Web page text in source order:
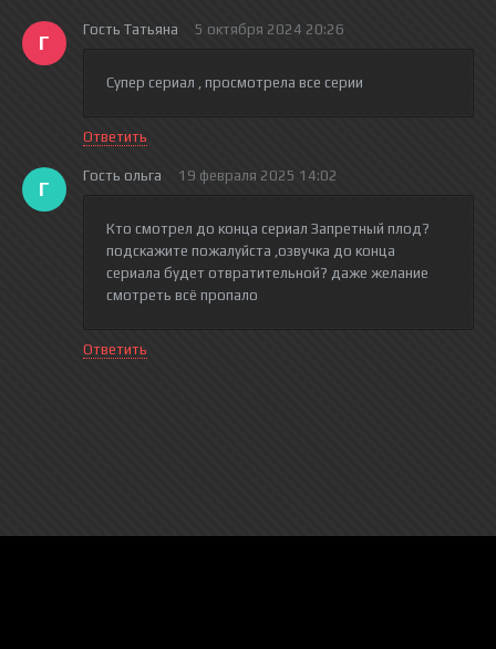
Г
Гость Татьяна 5 октября 2024 20:26
Супер сериал , просмотрела все серии
Ответить
Г
Гость ольга 19 февраля 2025 14:02
Кто смотрел до конца сериал Запретный плод?
подскажите пожалуйста ,озвучка до конца
сериала будет отвратительной? даже желание
смотреть всё пропало
Ответить